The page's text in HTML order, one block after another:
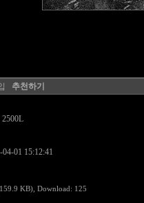
추천하기
01 15:12:41
KB) , Download: 125